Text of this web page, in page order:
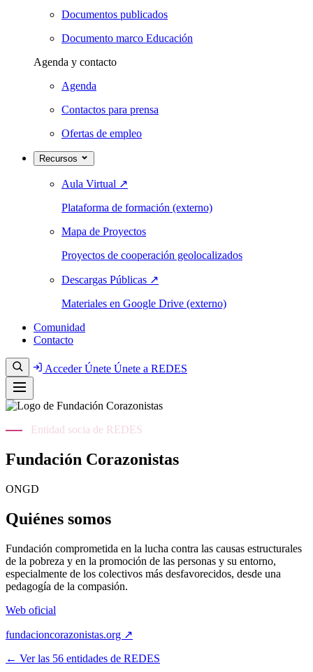
Documentos publicados
Documento marco Educación
Agenda y contacto
Agenda
Contactos para prensa
Ofertas de empleo
Recursos
Aula Virtual ↗
Plataforma de formación (externo)
Mapa de Proyectos
Proyectos de cooperación geolocalizados
Descargas Públicas ↗
Materiales en Google Drive (externo)
Comunidad
Contacto
AccederÚnete Únete a REDES
Entidad socia de REDES
Fundación Corazonistas
ONGD
Quiénes somos
Fundación comprometida en la lucha contra las causas estructurales
de la pobreza y en la promoción de las personas y su entorno,
especialmente de los colectivos más desfavorecidos, desde una
pedagogía de la compasión.
Web oficial
fundacioncorazonistas.org ↗
← Ver las 56 entidades de REDES